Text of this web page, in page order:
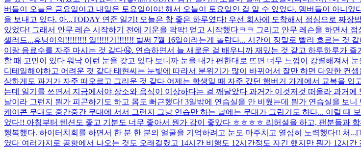
버들이 오늘은 금요일이고 내일은 토요일이야! 해서 오늘이 토요일인 걸 알 수 있었다. 멤버들이 아니
을 보내고 있다. 아...TODAY 연준 일기! 오늘은 참 좋은 하루였다! 우선 회사에 도착해서 점심으로 짜
있었다! 그래서 안무 레슨 시작하기 전에 기운을 팍팍! 얻고 시작했다ㅋㅋ 그리고 안무 레슨을 하면서
샐러드...휴닝이의!!!!!!!!! 일!!!!!기!!!!!!! 벌써 7월 16일이라는게 놀랍다... 시간이 정말로 빨리 흐르는 것
이랑 음료수를 자주 마시는 것 같다🤤. 연습하면서 늘 새로운 걸 배우니까 재밌는 것 같고 하루하루가
할 때 고민이 있다 워낙 이런 눈을 갖고 있다 보니까 눈을 내가 편한대로 뜨면 너무 느낌이 강렬해져서
디테일해야하고 어려운 것 같다 태현씨는 눈빛에 따라서 분위기가 많이 바뀌어서 잘만 하면 다양한 컨
상하게도 과거가 자주 떠오르고 그리운 것 같다 어제는 학생일 때 자주 갔던 햄버거 가게에서 교복을
는데 일기를 쓰면서 지금에서야 장소와 음식이 이상하다는 걸 깨달았다 과거가 이것저것 떠올라 과거에
날이라 그런지 뭔가 피곤하기도 하고 몸도 뻐근했다! 3일밖에 연습실을 안 비웠는데 뭔가 연습실을 보
케이콘 무대도 중간중간 무대에 서서 그런지 그냥 연습만 하는 날에는 무대가 그립기도 하다... 이럴 때
었다!! 아침부터 텐션도 좋고 기분도 너무 좋아서 뭔가 감이 좋았다 ㅎㅎㅎㅎ 리허설을 하고, 팬분들과
행복했다. 하이터치회를 하면서 한 분 한 분의 얼굴을 기억하려고 눈도 마주치고 열심히 노력했다!! 처...
였다 여러가지로 공항에서 나오는 것도 오래걸렸고 14시간 비행도 12시간정도 자긴 했지만 뭔가 12시